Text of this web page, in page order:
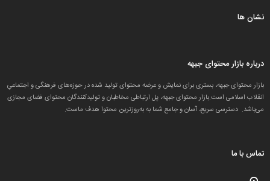
نشان ها
درباره بازار محتوای جبهه
بازار محتوای جبهه، بستری برای نمایش و عرضه محتوای تولید شده در حوزه‌های فرهنگی و اجتماعیِ
انقلاب اسلامی است.بازار محتوای جبهه، پل ارتباطی مخاطبان و تولید‌کنندگان محتوای فضای مجازی
می‌باشد. دسترسی سریع، آسان و جامع شما به به‌روزترین محتوا هدف ماست.
تماس با ما